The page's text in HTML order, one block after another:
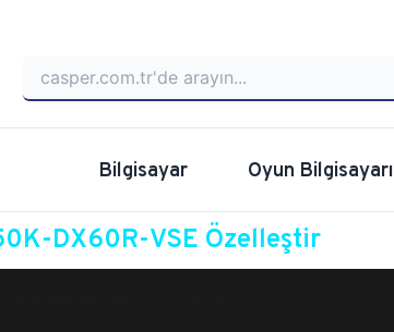
Bilgisayar Oyun Bilgisayarı
DX60R-VSE Özelleştir